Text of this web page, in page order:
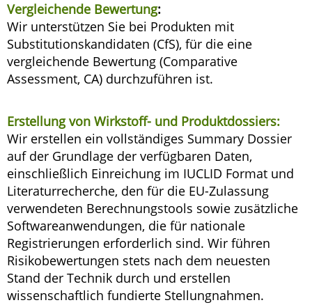
Vergleichende Bewertung:
Wir unterstützen Sie bei Produkten mit
Substitutionskandidaten (CfS), für die eine
vergleichende Bewertung (Comparative
Assessment, CA) durchzuführen ist.
Erstellung von Wirkstoff- und Produktdossiers:
Wir erstellen ein vollständiges Summary Dossier
auf der Grundlage der verfügbaren Daten,
einschließlich Einreichung im IUCLID Format und
Literaturrecherche, den für die EU-Zulassung
verwendeten Berechnungstools sowie zusätzliche
Softwareanwendungen, die für nationale
Registrierungen erforderlich sind. Wir führen
Risikobewertungen stets nach dem neuesten
Stand der Technik durch und erstellen
wissenschaftlich fundierte Stellungnahmen.